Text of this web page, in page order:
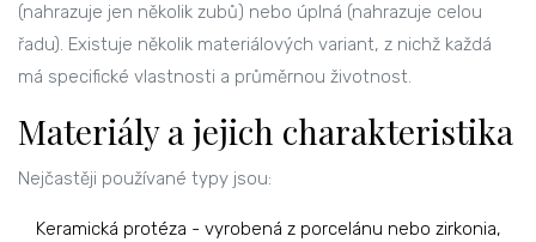
(nahrazuje jen několik zubů) nebo úplná (nahrazuje celou
řadu). Existuje několik materiálových variant, z nichž každá
má specifické vlastnosti a průměrnou životnost.
Materiály a jejich charakteristika
Nejčastěji používané typy jsou:
Keramická protéza - vyrobená z porcelánu nebo zirkonia,